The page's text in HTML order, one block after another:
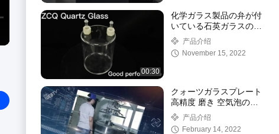
00:30
化学ガラス製品の弁が付
いている石英ガラスの付
属品の反腐食
产品介绍
November 15, 2022
クォーツガラスプレート
高精度 磨き 空気泡のな
い表面产品介绍
February 14, 2022